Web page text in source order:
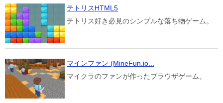
テトリスHTML5
テトリス好き必見のシンプルな落ち物ゲーム。
マインファン (MineFun.io...
マイクラのファンが作ったブラウザゲーム。